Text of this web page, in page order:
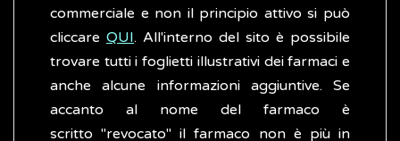
commerciale e non il principio attivo si può
cliccare QUI. All'interno del sito è possibile
trovare tutti i foglietti illustrativi dei farmaci e
anche alcune informazioni aggiuntive. Se
accanto al nome del farmaco è
scritto "revocato" il farmaco non è più in